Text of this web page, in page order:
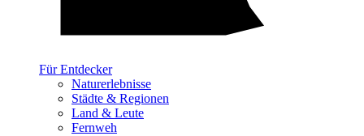
Für Entdecker
Naturerlebnisse
Städte & Regionen
Land & Leute
Fernweh